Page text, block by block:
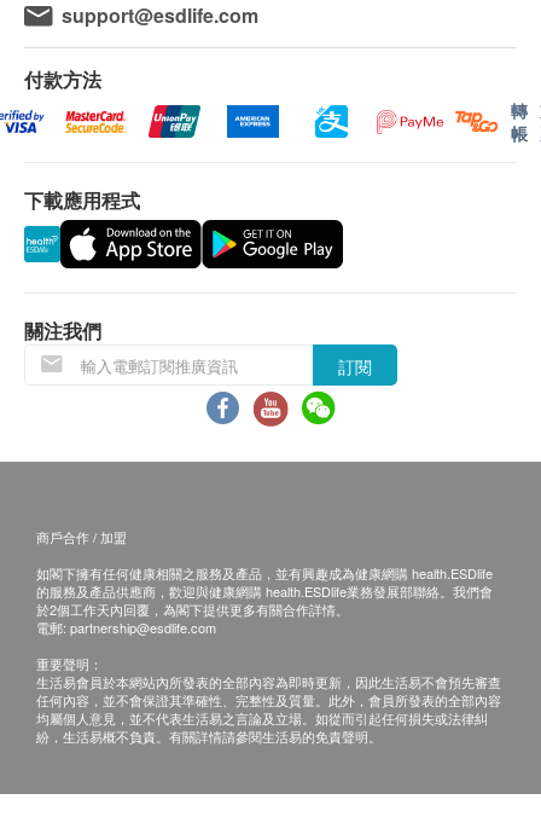
A. 本地及海外客戶:
(1) 親身領取：直接前往中環專科體檢中心領取 及 聽
取醫生講解報告
自取報告時間 :
備註
講解醫療服務: 電話或會面只提供一次服務
作銷毀處理及不會存底，額外索取報告複印需付行
政費(另議)。
客人需自行承擔郵寄報告之風險。
如有爭議，健康網購health.ESDlife 及 中環專科體
所有健康檢查/服務並非作為醫務診斷或治療用
途。當閣下身體健康出現任何疾病徵兆時，應立即
諮詢有認可資格的醫生，作出診斷及治療。
本服務/產品由商戶提供。生活易【健康網購
health.ESDlife】並沒有經營或提供本服務/產品。
有關此服務/產品的錯漏或延誤，或因使用此服務/
產品而引致的損失、損害、受傷或法律訴訟，健康
查詢，須向提供服務之體檢中心或商戶提出。
support@esdlife.com
付款方法
轉
帳
下載應用程式
關注我們
訂閱
商戶合作 / 加盟
如閣下擁有任何健康相關之服務及產品，並有興趣成為健康網購 health.ESDlife
的服務及產品供應商，歡迎與健康網購 health.ESDlife業務發展部聯絡。我們會
於2個工作天內回覆，為閣下提供更多有關合作詳情。
電郵: partnership@esdlife.com
重要聲明：
生活易會員於本網站內所發表的全部內容為即時更新，因此生活易不會預先審查
任何內容，並不會保證其準確性、完整性及質量。此外，會員所發表的全部內容
均屬個人意見，並不代表生活易之言論及立場。如從而引起任何損失或法律糾
紛，生活易概不負責。有關詳情請參閱生活易的免責聲明。